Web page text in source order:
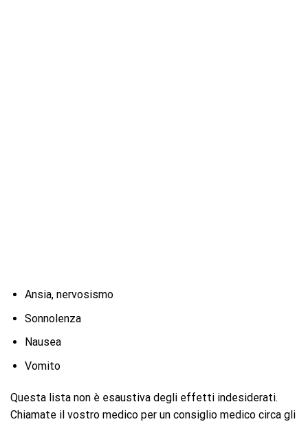
Ansia, nervosismo
Sonnolenza
Nausea
Vomito
Questa lista non è esaustiva degli effetti indesiderati.
Chiamate il vostro medico per un consiglio medico circa gli